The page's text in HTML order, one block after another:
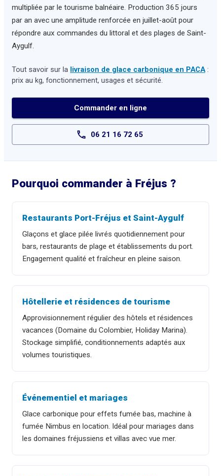
multipliée par le tourisme balnéaire. Production 365 jours
par an avec une amplitude renforcée en juillet-août pour
répondre aux commandes du littoral et des plages de Saint-
Aygulf.
Tout savoir sur la livraison de glace carbonique en PACA :
prix au kg, fonctionnement, usages et sécurité.
Commander en ligne
06 21 16 72 65
Pourquoi commander à Fréjus ?
Restaurants Port-Fréjus et Saint-Aygulf
Glaçons et glace pilée livrés quotidiennement pour
bars, restaurants de plage et établissements du port.
Engagement qualité et fraîcheur en pleine saison.
Hôtellerie et résidences de tourisme
Approvisionnement régulier des hôtels et résidences
vacances (Domaine du Colombier, Holiday Marina).
Stockage simplifié, conditionnements adaptés aux
volumes touristiques.
Événementiel et mariages
Glace carbonique pour effets fumée bas, machine à
fumée Nimbus en location. Idéal pour mariages dans
les domaines fréjussiens et villas avec vue mer.